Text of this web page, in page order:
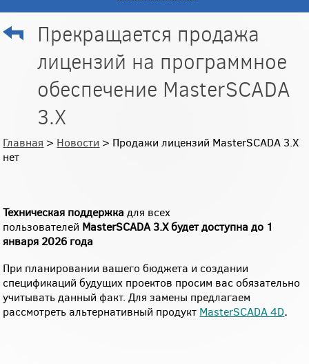
Прекращается продажа
лицензий на программное
обеспечение MasterSCADA
3.X
Главная > Новости > Продажи лицензий MasterSCADA 3.X
нет
Техническая поддержка для всех
пользователей MasterSCADA 3.X будет доступна до 1
января 2026 года
При планировании вашего бюджета и создании
спецификаций будущих проектов просим вас обязательно
учитывать данный факт. Для замены предлагаем
рассмотреть альтернативный продукт MasterSCADA 4D.